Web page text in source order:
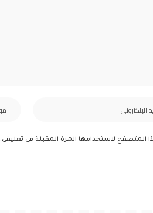
المتصفح لاستخدامها المرة المقبلة في تعليقي.